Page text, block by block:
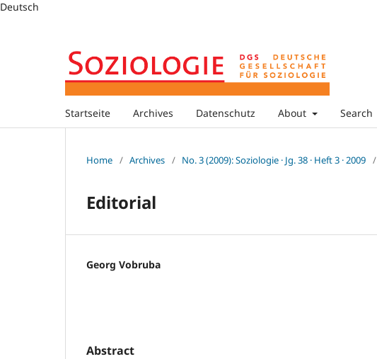
Deutsch
Startseite Archives Datenschutz About Search
Home / Archives / No. 3 (2009): Soziologie · Jg. 38 · Heft 3 · 2009 /
Editorial
Georg Vobruba
Abstract